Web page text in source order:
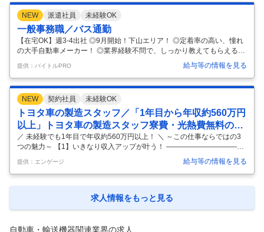
意識が高まる中、整備部門の強化を図るべく増員募集を行ないます！ 現
在、労働環境の整備を進める中で残業時間の削減、休日の取りやすい環
境を目指しています。 これまでの経験を活かし“トヨタ”の一員として一
緒に働きませんか？ チームワーク抜群！和気藹々とした雰囲気です。…
NEW 派遣社員 未経験OK
一般事務職／バス通勤
【在宅OK】週3-4出社 ◎9月開始！下山エリア！ ◎定着率の高い、憧れ
の大手自動車メーカー！ ◎業界経験不問で、しっかり教えてもらえる環
境ですので安心！ ◎弊社スタッフさんも活躍されてます 【職種】 一般
事務職 【業界】：オフィス 【歓迎する方】 未経験・初心者OK、経験者
優遇、主婦(ママ)・主夫活躍中、ミドル(40代~)活躍中、新卒・第二新卒
歓迎 【仕事内容】 ・GR SPORT車両企画開発業務 ・仕様書の作成 ・指
示書の作成 ・競合車情報の収集 ・競合車情報の分析 ・報告書作成（エ
クセル、パワーポイント使用） ・検討に必要な部品等の手配、発注作業
（試作出図案内書、特定調達システム使用）…
提供：バイトルPRO 給与等の情報を見る
NEW 契約社員 未経験OK
トヨタ車の製造スタッフ／「1年目から年収約560万円
以上」トヨタ車の製造スタッフ寮費・光熱費無料の寮
／正社員登用制度
／ 未経験でも1年目で年収約560万円以上！ ＼ ～この仕事ならではの3
つの魅力～ 【1】いきなり収入アップが叶う！ ―――――――――――
――――――――― 満了慰労金と満了報奨金などうれしい手当が いっぱ
い！1年目でも年収約560万円以上が 叶います！ 【2】100万円以上の貯
金もすぐできる！ ―――――――――――――――――――― 寮費・光
熱費無料の寮もご用意。生活費を グッと抑えることができる分、ドンド
ン 貯金もできる環境です。 【3】様々なキャリアパスが選べる！ ―――
提供：エンゲージ 給与等の情報を見る
求人情報をもっと見る
自動車・輸送機器関連業界の求人